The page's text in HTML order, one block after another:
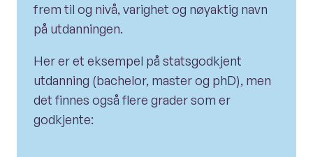
frem til og nivå, varighet og nøyaktig navn
på utdanningen.
Her er et eksempel på statsgodkjent
utdanning (bachelor, master og phD), men
det finnes også flere grader som er
godkjente: